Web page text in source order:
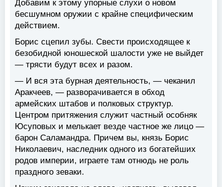
Добавим к этому упорные слухи о новом
бесшумном оружии с крайне специфическим
действием.
Борис сцепил зубы. Свести происходящее к
безобидной юношеской шалости уже не выйдет
— трясти будут всех и разом.
— И вся эта бурная деятельность, — чеканил
Аракчеев, — разворачивается в обход
армейских штабов и полковых структур.
Центром притяжения служит частный особняк
Юсуповых и мелькает везде частное же лицо —
барон Саламандра. Причем вы, князь Борис
Николаевич, наследник одного из богатейших
родов империи, играете там отнюдь не роль
праздного зеваки.